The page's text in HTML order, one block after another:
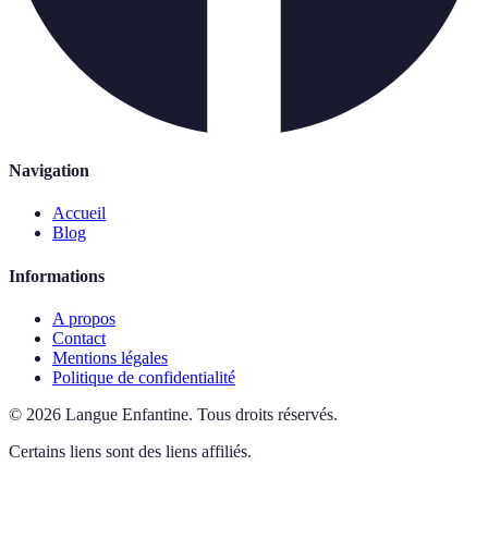
Navigation
Accueil
Blog
Informations
A propos
Contact
Mentions légales
Politique de confidentialité
© 2026 Langue Enfantine. Tous droits réservés.
Certains liens sont des liens affiliés.